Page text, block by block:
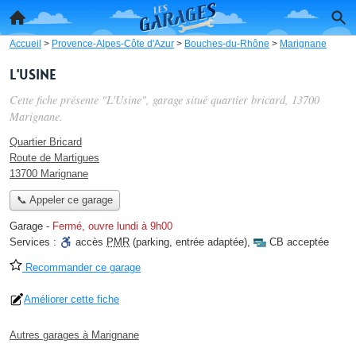
Accueil > Provence-Alpes-Côte d'Azur > Bouches-du-Rhône > Marignane
L'Usine
Cette fiche présente "L'Usine", garage situé quartier bricard, 13700
Marignane.
Quartier Bricard
Route de Martigues
13700 Marignane
📞 Appeler ce garage
Garage - Fermé, ouvre lundi à 9h00
Services :
accès PMR (parking, entrée adaptée), CB acceptée
Recommander ce garage
Améliorer cette fiche
Autres garages à Marignane